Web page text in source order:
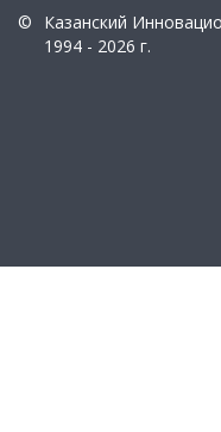
©
Казанский
1994 - 2026 г.